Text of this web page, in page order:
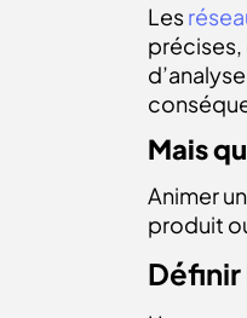
Les
précises,
Mais
Animer
produit